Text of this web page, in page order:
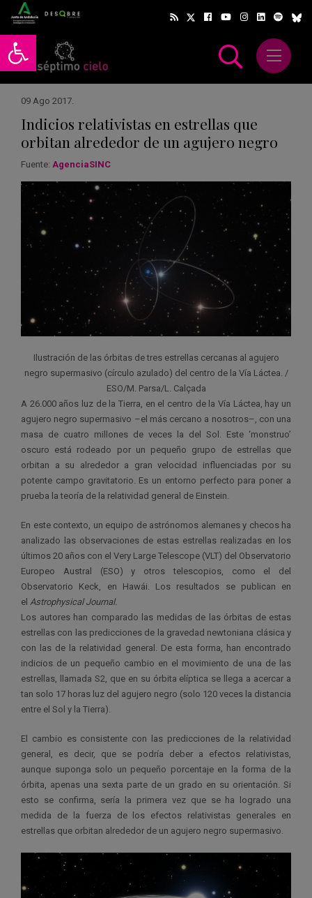
Abrir barra de herramientas
Abrir
09 Ago 2017.
Indicios relativistas en estrellas que
orbitan alrededor de un agujero negro
Fuente: AgenciaSINC
Ilustración de las órbitas de tres estrellas cercanas al agujero
negro supermasivo (círculo azulado) del centro de la Vía Láctea. /
ESO/M. Parsa/L. Calçada
A 26.000 años luz de la Tierra, en el centro de la Vía Láctea, hay un
agujero negro supermasivo –el más cercano a nosotros–, con una
masa de cuatro millones de veces la del Sol. Este ‘monstruo’
oscuro está rodeado por un pequeño grupo de estrellas que
orbitan a su alrededor a gran velocidad influenciadas por su
potente campo gravitatorio. Es un entorno perfecto para poner a
prueba la teoría de la relatividad general de Einstein.
En este contexto, un equipo de astrónomos alemanes y checos ha
analizado las observaciones de estas estrellas realizadas en los
últimos 20 años con el Very Large Telescope (VLT) del Observatorio
Europeo Austral (ESO) y otros telescopios, como el del
Observatorio Keck, en Hawái. Los resultados se publican en
el Astrophysical Journal.
Los autores han comparado las medidas de las órbitas de estas
estrellas con las predicciones de la gravedad newtoniana clásica y
con las de la relatividad general. De esta forma, han encontrado
indicios de un pequeño cambio en el movimiento de una de las
estrellas, llamada S2, que en su órbita elíptica se llega a acercar a
tan solo 17 horas luz del agujero negro (solo 120 veces la distancia
entre el Sol y la Tierra).
El cambio es consistente con las predicciones de la relatividad
general, es decir, que se podría deber a efectos relativistas,
aunque suponga solo un pequeño porcentaje en la forma de la
órbita, apenas una sexta parte de un grado en su orientación. Si
esto se confirma, sería la primera vez que se ha logrado una
medida de la fuerza de los efectos relativistas generales en
estrellas que orbitan alrededor de un agujero negro supermasivo.